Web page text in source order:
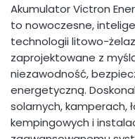
Akumulator Victron
to nowoczesne,
technologii litowo-
zaprojektowane z
niezawodność,
energetyczną.
solarnych, kamperach,
kempingowych i